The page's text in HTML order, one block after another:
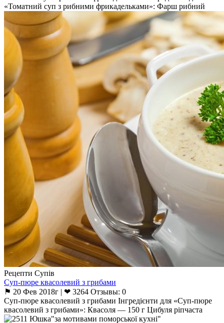
«Томатний суп з рибними фрикадельками»: Фарш рибний
Рецепти Супів
Суп-пюре квасолевий з грибами
⚑ 20 Фев 2018г | ❤ 3264 Отзывы: 0
Суп-пюре квасолевий з грибами Інгредієнти для «Суп-пюре
квасолевий з грибами»: Квасоля — 150 г Цибуля ріпчаста